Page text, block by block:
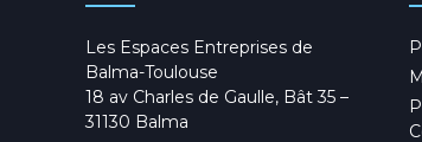
Les Espaces Entreprises de
Balma-Toulouse
18 av Charles de Gaulle, Bât 35 –
31130 Balma